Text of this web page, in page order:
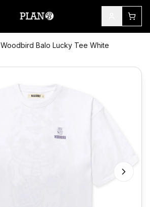
Woodbird Balo Lucky Tee White